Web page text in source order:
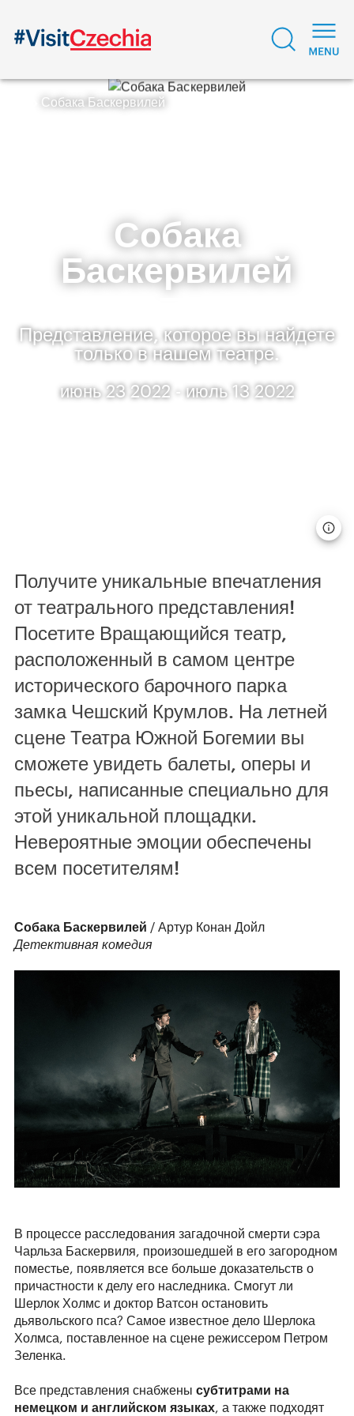
Собака Баскервилей
Собака
Баскервилей
Представление, которое вы найдете
только в нашем театре.
июнь 23 2022 - июль 13 2022
Получите уникальные впечатления
от театрального представления!
Посетите Вращающийся театр,
расположенный в самом центре
исторического барочного парка
замка Чешский Крумлов. На летней
сцене Театра Южной Богемии вы
сможете увидеть балеты, оперы и
пьесы, написанные специально для
этой уникальной площадки.
Невероятные эмоции обеспечены
всем посетителям!
Собака Баскервилей / Артур Конан Дойл
Детективная комедия
В процессе расследования загадочной смерти сэра
Чарльза Баскервиля, произошедшей в его загородном
поместье, появляется все больше доказательств о
причастности к делу его наследника. Смогут ли
Шерлок Холмс и доктор Ватсон остановить
дьявольского пса? Самое известное дело Шерлока
Холмса, поставленное на сцене режиссером Петром
Зеленка.
Все представления снабжены субтитрами на
немецком и английском языках, а также подходят